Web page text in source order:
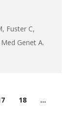
Fuster C,
Genet A.
18
…